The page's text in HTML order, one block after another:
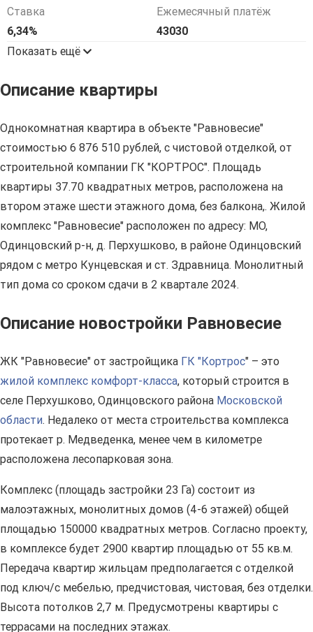
Ставка
6,34%
Ежемесячный платёж
43030
Показать ещё
Описание квартиры
Однокомнатная квартира в объекте "Равновесие"
стоимостью 6 876 510 рублей, с чистовой отделкой, от
строительной компании ГК "КОРТРОС". Площадь
квартиры 37.70 квадратных метров, расположена на
втором этаже шести этажного дома, без балкона,. Жилой
комплекс "Равновесие" расположен по адресу: МО,
Одинцовский р-н, д. Перхушково, в районе Одинцовский
рядом с метро Кунцевская и ст. Здравница. Монолитный
тип дома со сроком сдачи в 2 квартале 2024.
Описание новостройки Равновесие
ЖК "Равновесие" от застройщика ГК "Кортрос" – это
жилой комплекс комфорт-класса, который строится в
селе Перхушково, Одинцовского района Московской
области. Недалеко от места строительства комплекса
протекает р. Медведенка, менее чем в километре
расположена лесопарковая зона.
Комплекс (площадь застройки 23 Га) состоит из
малоэтажных, монолитных домов (4-6 этажей) общей
площадью 150000 квадратных метров. Согласно проекту,
в комплексе будет 2900 квартир площадью от 55 кв.м.
Передача квартир жильцам предполагается с отделкой
под ключ/с мебелью, предчистовая, чистовая, без отделки.
Высота потолков 2,7 м. Предусмотрены квартиры с
террасами на последних этажах.